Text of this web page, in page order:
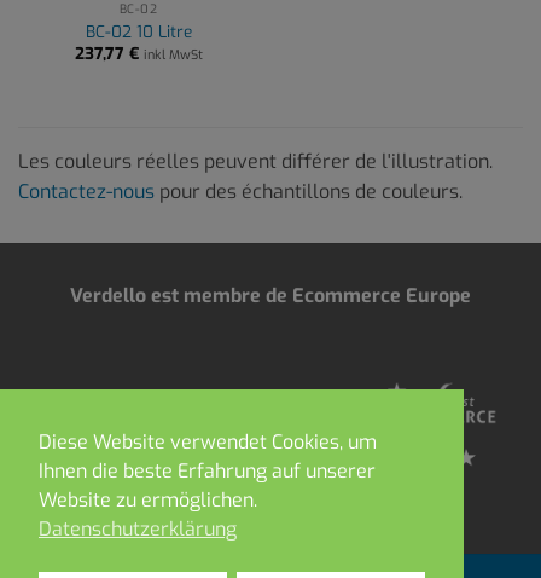
BC-02
BC-02 10 Litre
237,77 € inkl MwSt
Les couleurs réelles peuvent différer de l'illustration.
Contactez-nous pour des échantillons de couleurs.
Verdello est membre de Ecommerce Europe
Diese Website verwendet Cookies, um
Ihnen die beste Erfahrung auf unserer
Website zu ermöglichen.
Datenschutzerklärung